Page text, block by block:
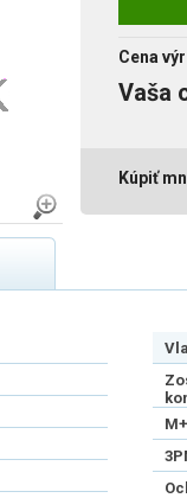
Cena
Vaša
Kúpiť